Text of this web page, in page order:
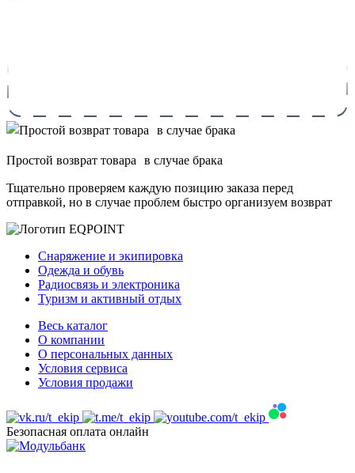
Простой возврат товара в случае брака
Тщательно проверяем каждую позицию заказа перед
отправкой, но в случае проблем быстро организуем возврат
Снаряжение и экипировка
Одежда и обувь
Радиосвязь и электроника
Туризм и активный отдых
Весь каталог
О компании
О персональных данных
Условия сервиса
Условия продажи
Безопасная оплата онлайн